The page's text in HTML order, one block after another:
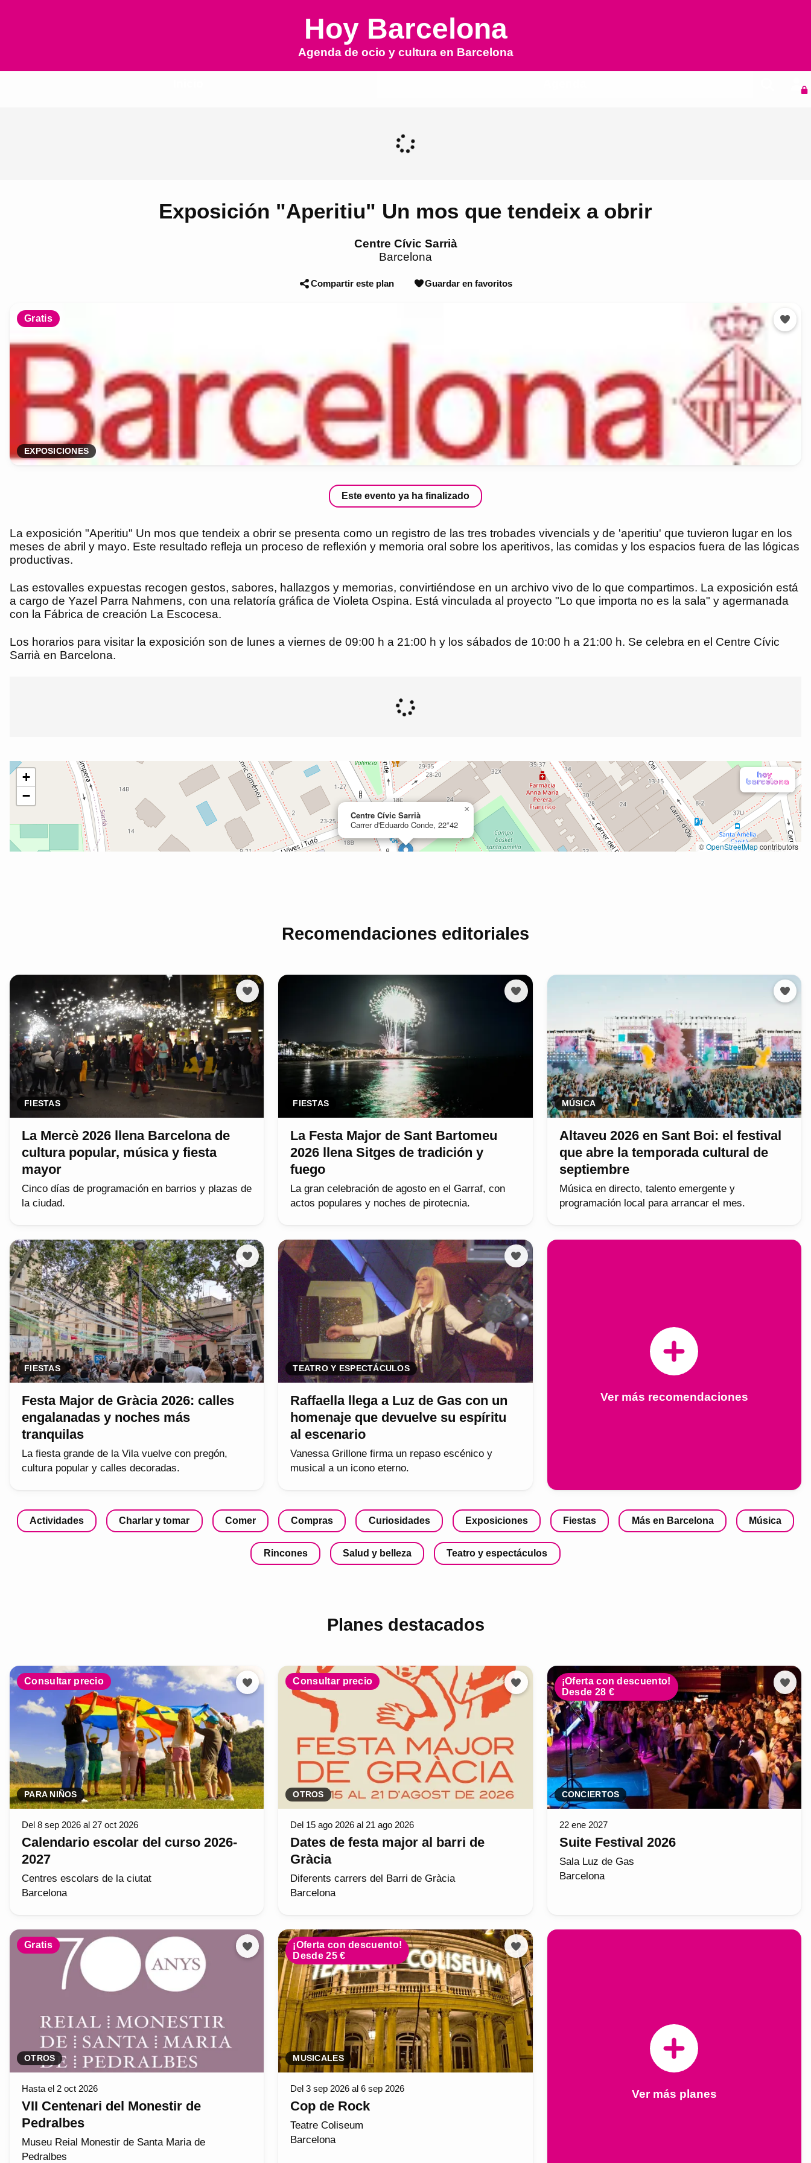
Hoy Barcelona
Agenda de ocio y cultura en Barcelona
Exposición "Aperitiu" Un mos que tendeix a obrir
Centre Cívic Sarrià
Barcelona
Compartir este plan Guardar en favoritos
Gratis
EXPOSICIONES
Este evento ya ha finalizado
La exposición "Aperitiu" Un mos que tendeix a obrir se presenta como un registro de las tres trobades vivencials y de 'aperitiu' que tuvieron lugar en los
meses de abril y mayo. Este resultado refleja un proceso de reflexión y memoria oral sobre los aperitivos, las comidas y los espacios fuera de las lógicas
productivas.
Las estovalles expuestas recogen gestos, sabores, hallazgos y memorias, convirtiéndose en un archivo vivo de lo que compartimos. La exposición está
a cargo de Yazel Parra Nahmens, con una relatoría gráfica de Violeta Ospina. Está vinculada al proyecto "Lo que importa no es la sala" y agermanada
con la Fábrica de creación La Escocesa.
Los horarios para visitar la exposición son de lunes a viernes de 09:00 h a 21:00 h y los sábados de 10:00 h a 21:00 h. Se celebra en el Centre Cívic
Sarrià en Barcelona.
Recomendaciones editoriales
FIESTAS
La Mercè 2026 llena Barcelona de
cultura popular, música y fiesta
mayor
Cinco días de programación en barrios y plazas de
la ciudad.
FIESTAS
La Festa Major de Sant Bartomeu
2026 llena Sitges de tradición y
fuego
La gran celebración de agosto en el Garraf, con
actos populares y noches de pirotecnia.
MÚSICA
Altaveu 2026 en Sant Boi: el festival
que abre la temporada cultural de
septiembre
Música en directo, talento emergente y
programación local para arrancar el mes.
FIESTAS
Festa Major de Gràcia 2026: calles
engalanadas y noches más
tranquilas
La fiesta grande de la Vila vuelve con pregón,
cultura popular y calles decoradas.
TEATRO Y ESPECTÁCULOS
Raffaella llega a Luz de Gas con un
homenaje que devuelve su espíritu
al escenario
Vanessa Grillone firma un repaso escénico y
musical a un icono eterno.
Ver más recomendaciones
Actividades Charlar y tomar Comer Compras Curiosidades Exposiciones Fiestas Más en Barcelona Música
Rincones Salud y belleza Teatro y espectáculos
Planes destacados
Consultar precio
PARA NIÑOS
Del 8 sep 2026 al 27 oct 2026
Calendario escolar del curso 2026-
2027
Centres escolars de la ciutat
Barcelona
Consultar precio
OTROS
Del 15 ago 2026 al 21 ago 2026
Dates de festa major al barri de
Gràcia
Diferents carrers del Barri de Gràcia
Barcelona
¡Oferta con descuento!
Desde 28 €
CONCIERTOS
22 ene 2027
Suite Festival 2026
Sala Luz de Gas
Barcelona
Gratis
OTROS
Hasta el 2 oct 2026
VII Centenari del Monestir de
Pedralbes
Museu Reial Monestir de Santa Maria de
Pedralbes
¡Oferta con descuento!
Desde 25 €
MUSICALES
Del 3 sep 2026 al 6 sep 2026
Cop de Rock
Teatre Coliseum
Barcelona
Ver más planes